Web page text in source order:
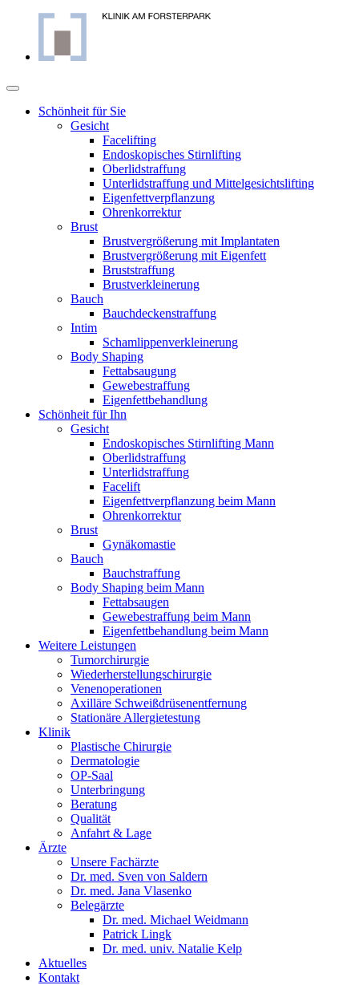
Schönheit für Sie
Gesicht
Facelifting
Endoskopisches Stirnlifting
Oberlidstraffung
Unterlidstraffung und Mittelgesichtslifting
Eigenfettverpflanzung
Ohrenkorrektur
Brust
Brustvergrößerung mit Implantaten
Brustvergrößerung mit Eigenfett
Bruststraffung
Brustverkleinerung
Bauch
Bauchdeckenstraffung
Intim
Schamlippenverkleinerung
Body Shaping
Fettabsaugung
Gewebestraffung
Eigenfettbehandlung
Schönheit für Ihn
Gesicht
Endoskopisches Stirnlifting Mann
Oberlidstraffung
Unterlidstraffung
Facelift
Eigenfettverpflanzung beim Mann
Ohrenkorrektur
Brust
Gynäkomastie
Bauch
Bauchstraffung
Body Shaping beim Mann
Fettabsaugen
Gewebestraffung beim Mann
Eigenfettbehandlung beim Mann
Weitere Leistungen
Tumorchirurgie
Wiederherstellungschirurgie
Venenoperationen
Axilläre Schweißdrüsenentfernung
Stationäre Allergietestung
Klinik
Plastische Chirurgie
Dermatologie
OP-Saal
Unterbringung
Beratung
Qualität
Anfahrt & Lage
Ärzte
Unsere Fachärzte
Dr. med. Sven von Saldern
Dr. med. Jana Vlasenko
Belegärzte
Dr. med. Michael Weidmann
Patrick Lingk
Dr. med. univ. Natalie Kelp
Aktuelles
Kontakt